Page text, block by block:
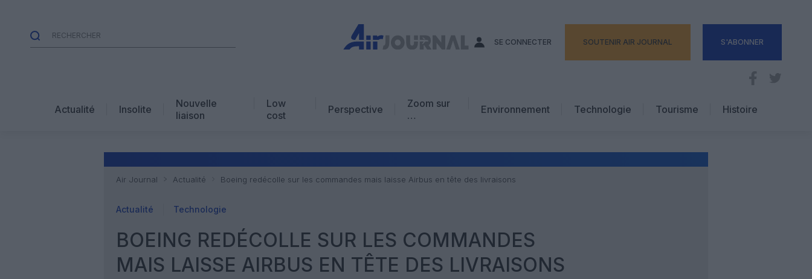
SE CONNECTER SOUTENIR AIR JOURNAL S'ABONNER
Actualité Insolite
Nouvelle
liaison
Low
cost
Perspective
Zoom sur
…
Avis d’expert
Environnement Technologie
Tourisme
Hôtellerie
Histoire
Air Journal Actualité Boeing redécolle sur les commandes mais laisse Airbus en tête des livraisons
Actualité Technologie
BOEING REDÉCOLLE SUR LES COMMANDES
MAIS LAISSE AIRBUS EN TÊTE DES LIVRAISONS